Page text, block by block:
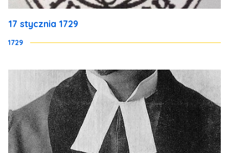
17 stycznia 1729
1729